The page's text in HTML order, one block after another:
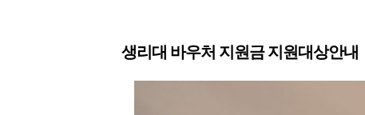
생리대 바우처 지원금 지원대상안내